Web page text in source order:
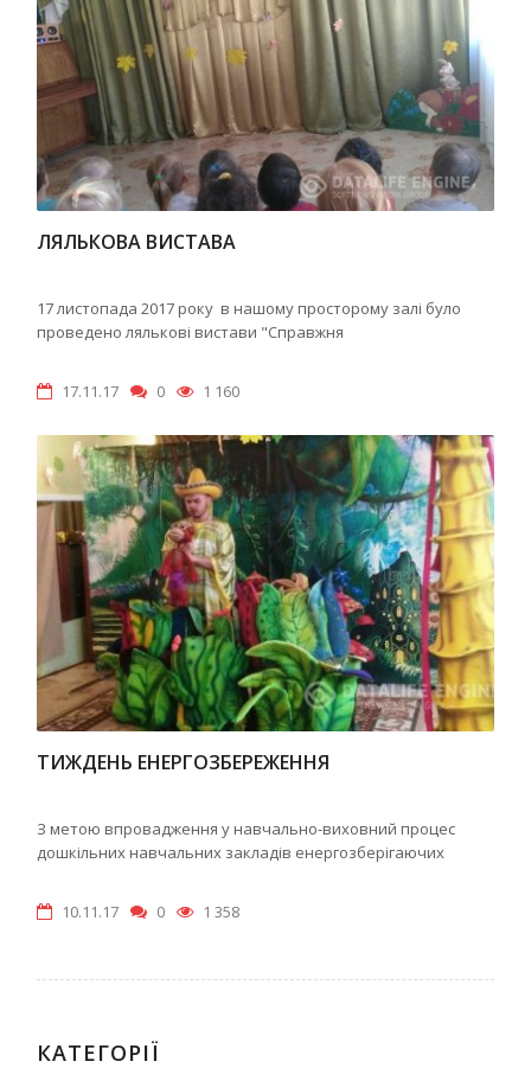
ЛЯЛЬКОВА ВИСТАВА
17 листопада 2017 року в нашому просторому залі було
проведено лялькові вистави "Справжня
17.11.17 0 1 160
ТИЖДЕНЬ ЕНЕРГОЗБЕРЕЖЕННЯ
З метою впровадження у навчально-виховний процес
дошкільних навчальних закладів енергозберігаючих
10.11.17 0 1 358
КАТЕГОРІЇ